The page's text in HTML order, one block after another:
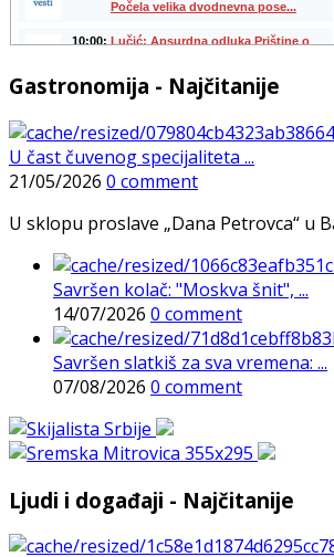
Gastronomija - Najčitanije
U čast čuvenog specijaliteta ...
21/05/2026 0 comment
U sklopu proslave „Dana Petrovca“ u
Savršen kolač: "Moskva šnit", ...
14/07/2026 0 comment
Savršen slatkiš za sva vremena: ...
07/08/2026 0 comment
Ljudi i događaji - Najčitanije